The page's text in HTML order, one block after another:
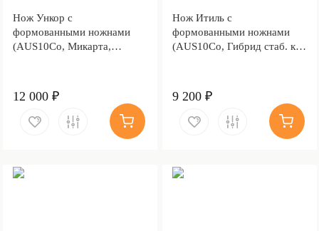
Нож Ункор с
формованными ножнами
(AUS10Co, Микарта,
12 000 ₽
Нож Итиль с
формованными ножнами
(AUS10Co, Гибрид стаб. кап
9 200 ₽